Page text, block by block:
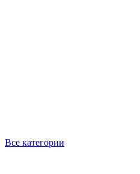
Все категории